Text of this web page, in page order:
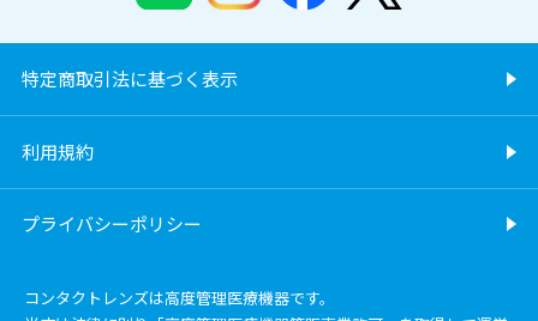
特定商取引法に基づく表示
利用規約
プライバシーポリシー
コンタクトレンズは高度管理医療機器です。